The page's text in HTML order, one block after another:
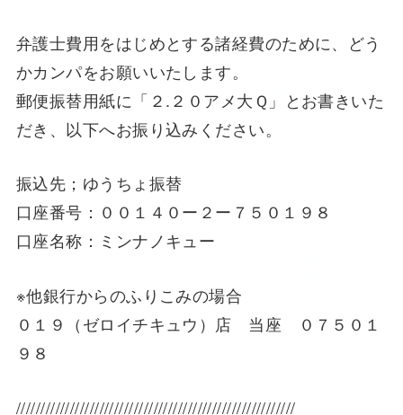
弁護士費用をはじめとする諸経費のために、どう
かカンパをお願いいたします。
郵便振替用紙に「２.２０アメ大Ｑ」とお書きいた
だき、以下へお振り込みください。
振込先；ゆうちょ振替
口座番号：００１４０ー２ー７５０１９８
口座名称：ミンナノキュー
※他銀行からのふりこみの場合
０１９（ゼロイチキュウ）店 当座 ０７５０１
９８
/////////////////////////////////////////////////////////